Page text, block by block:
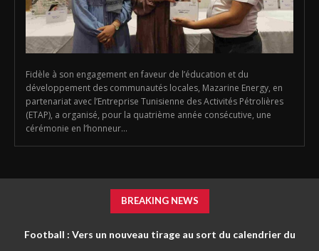
Fidèle à son engagement en faveur de l’éducation et du
développement des communautés locales, Mazarine Energy, en
partenariat avec l’Entreprise Tunisienne des Activités Pétrolières
(ETAP), a organisé, pour la quatrième année consécutive, une
cérémonie en l’honneur...
BREAKING NEWS
Football : Vers un nouveau tirage au sort du calendrier du